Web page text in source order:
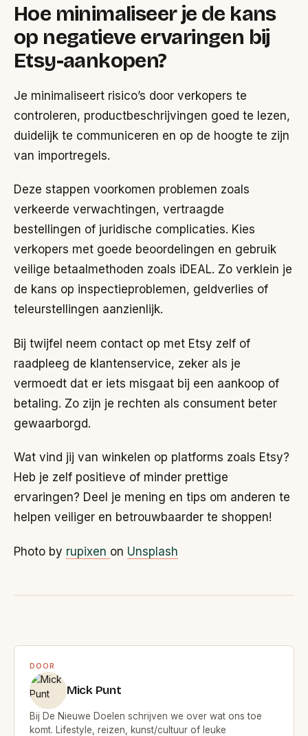
Hoe minimaliseer je de kans
op negatieve ervaringen bij
Etsy-aankopen?
Je minimaliseert risico’s door verkopers te
controleren, productbeschrijvingen goed te lezen,
duidelijk te communiceren en op de hoogte te zijn
van importregels.
Deze stappen voorkomen problemen zoals
verkeerde verwachtingen, vertraagde
bestellingen of juridische complicaties. Kies
verkopers met goede beoordelingen en gebruik
veilige betaalmethoden zoals iDEAL. Zo verklein je
de kans op inspectieproblemen, geldverlies of
teleurstellingen aanzienlijk.
Bij twijfel neem contact op met Etsy zelf of
raadpleeg de klantenservice, zeker als je
vermoedt dat er iets misgaat bij een aankoop of
betaling. Zo zijn je rechten als consument beter
gewaarborgd.
Wat vind jij van winkelen op platforms zoals Etsy?
Heb je zelf positieve of minder prettige
ervaringen? Deel je mening en tips om anderen te
helpen veiliger en betrouwbaarder te shoppen!
Photo by rupixen on Unsplash
DOOR
Mick Punt
Bij De Nieuwe Doelen schrijven we over wat ons toe
komt. Lifestyle, reizen, kunst/cultuur of leuke